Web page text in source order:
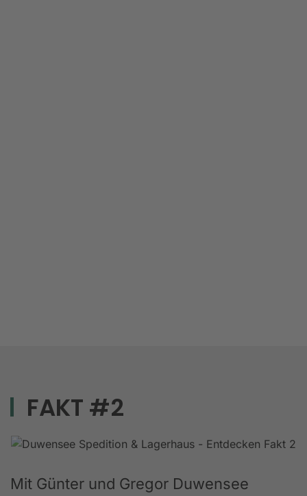
FAKT #2
Mit Günter und Gregor Duwensee